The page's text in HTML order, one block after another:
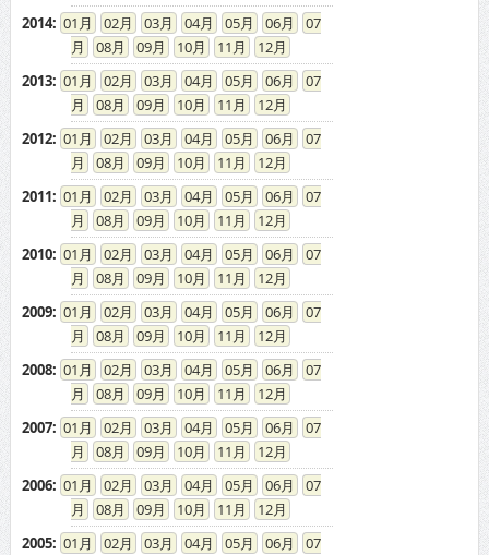
2014: 01 02 03 04 05 06
07
08
09 10 11
12
2013: 01 02 03 04 05 06
07
08
09 10 11
12
2012: 01 02 03 04 05 06
07
08
09 10 11
12
2011: 01 02 03 04 05 06
07
08
09 10 11
12
2010: 01 02 03 04 05 06
07
08
09 10 11
12
2009: 01 02 03 04 05 06
07
08
09 10 11
12
2008: 01 02 03 04 05 06
07
08
09 10 11
12
2007: 01 02 03 04 05 06
07
08
09 10 11
12
2006: 01 02 03 04 05 06
07
08
09 10 11
12
2005: 01 02 03 04 05 06
07